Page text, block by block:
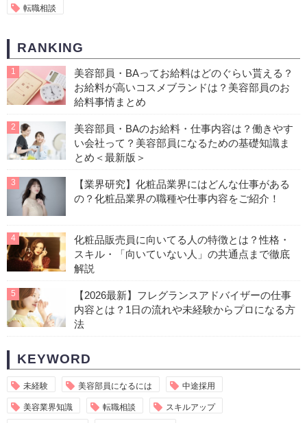
転職相談
RANKING
1
美容部員・BAってお給料はどのぐらい貰える？
お給料が高いコスメブランドは？美容部員のお
給料事情まとめ
2
美容部員・BAのお給料・仕事内容は？働きやす
い会社って？美容部員になるための基礎知識ま
とめ＜最新版＞
3
【業界研究】化粧品業界にはどんな仕事がある
の？化粧品業界の職種や仕事内容をご紹介！
4
化粧品販売員に向いてる人の特徴とは？性格・
スキル・「向いていない人」の共通点まで徹底
解説
5
【2026最新】フレグランスアドバイザーの仕事
内容とは？1日の流れや未経験からプロになる方
法
KEYWORD
未経験 美容部員になるには 中途採用
美容業界知識 転職相談 スキルアップ